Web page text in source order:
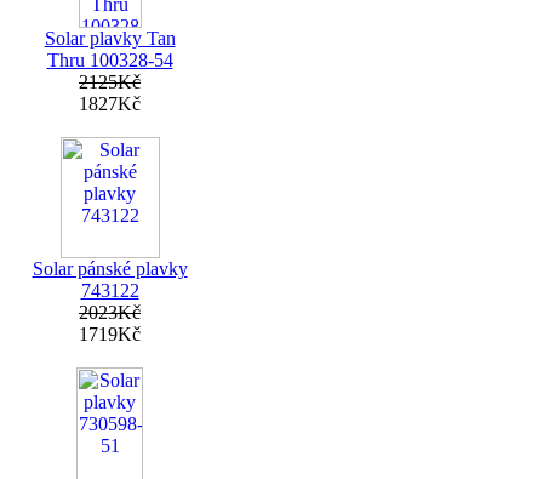
Solar plavky Tan
Thru 100328-54
2125Kč
1827Kč
Solar pánské plavky
743122
2023Kč
1719Kč